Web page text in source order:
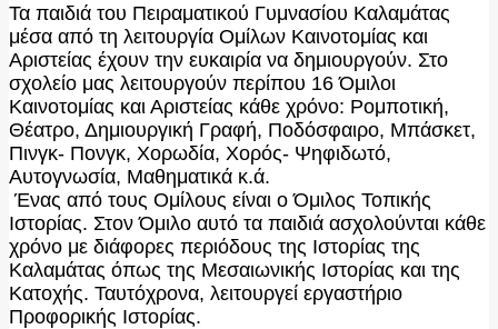
Τα παιδιά του Πειραματικού Γυμνασίου Καλαμάτας
μέσα από τη λειτουργία Ομίλων Καινοτομίας και
Αριστείας έχουν την ευκαιρία να δημιουργούν. Στο
σχολείο μας λειτουργούν περίπου 16 Όμιλοι
Καινοτομίας και Αριστείας κάθε χρόνο: Ρομποτική,
Θέατρο, Δημιουργική Γραφή, Ποδόσφαιρο, Μπάσκετ,
Πινγκ- Πονγκ, Χορωδία, Χορός- Ψηφιδωτό,
Αυτογνωσία, Μαθηματικά κ.ά.
Ένας από τους Ομίλους είναι ο Όμιλος Τοπικής
Ιστορίας. Στον Όμιλο αυτό τα παιδιά ασχολούνται κάθε
χρόνο με διάφορες περιόδους της Ιστορίας της
Καλαμάτας όπως της Μεσαιωνικής Ιστορίας και της
Κατοχής. Ταυτόχρονα, λειτουργεί εργαστήριο
Προφορικής Ιστορίας.